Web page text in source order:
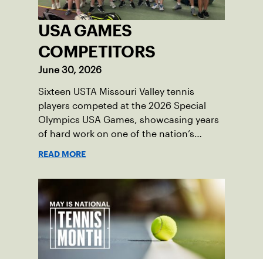
USA GAMES
COMPETITORS
June 30, 2026
Sixteen USTA Missouri Valley tennis
players competed at the 2026 Special
Olympics USA Games, showcasing years
of hard work on one of the nation’s
READ MORE